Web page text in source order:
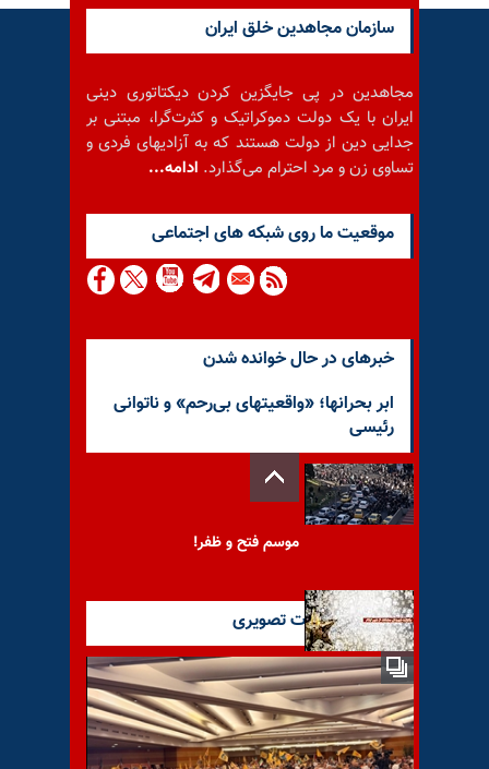
سازمان مجاهدین خلق ایران
مجاهدین در پی جایگزین کردن دیکتاتوری دینی
ایران با یک دولت دموکراتیک و کثرت‌گرا، مبتنی بر
جدایی دین از دولت هستند که به آزادیهای فردی و
تساوی زن و مرد احترام می‌گذارد. ادامه...
موقعيت ما روى شبكه هاى اجتماعى
خبرهای در حال خوانده شدن
ابر بحرانها؛ «واقعیتهای بی‌رحم» و ناتوانی
رئیسی
موسم فتح و ظفر!
یادواره شهیدان مجاهد از شهر
ایلام
آخرین گزارشات تصویری